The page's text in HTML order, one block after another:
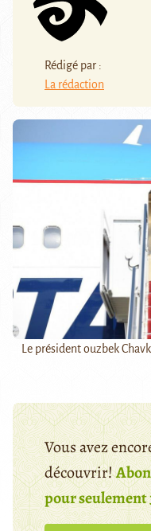
Rédigé par :
La rédaction
Le président ouzbek
Vous avez
découvrir!
pour seulement